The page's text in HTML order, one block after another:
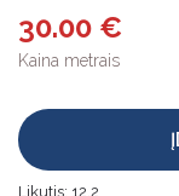
Trikotažas
Džinsiniai
30.00 €
Kaina metrais
Likutis: 12.2